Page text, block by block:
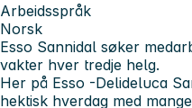
Arbeidsspråk
Norsk
Esso Sannidal søker
vakter hver tredje helg.
Her på Esso -Delideluca
hektisk hverdag med